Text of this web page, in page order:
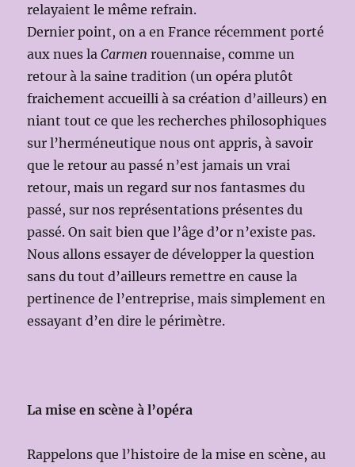
relayaient le même refrain.
Dernier point, on a en France récemment porté
aux nues laCarmen rouennaise, comme un
retour à la saine tradition (un opéra plutôt
fraichement accueilli à sa création d’ailleurs) en
niant tout ce que les recherches philosophiques
sur l’herméneutique nous ont appris, à savoir
que le retour au passé n’est jamais un vrai
retour, mais un regard sur nos fantasmes du
passé, sur nos représentations présentes du
passé. On sait bien que l’âge d’or n’existe pas.
Nous allons essayer de développer la question
sans du tout d’ailleurs remettre en cause la
pertinence de l’entreprise, mais simplement en
essayant d’en dire le périmètre.
La mise en scène à l’opéra
Rappelons que l’histoire de la mise en scène, au